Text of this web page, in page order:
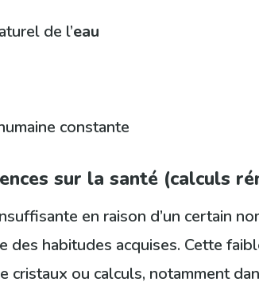
de l’eau
constante
sur la santé (calculs
en raison d’un certain
des habitudes acquises. Cette
ou calculs, notamment